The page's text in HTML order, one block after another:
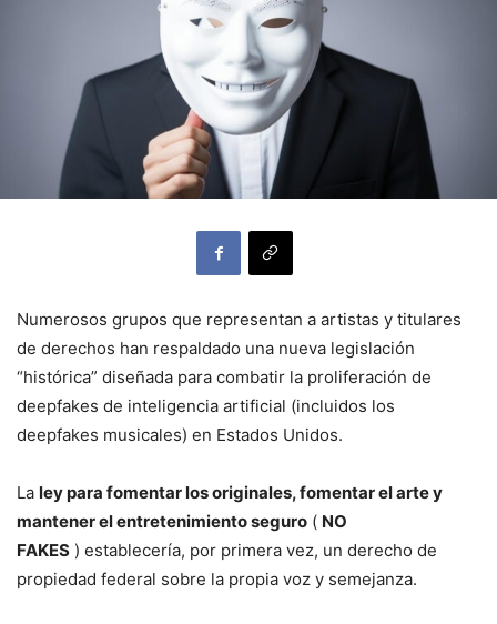
Numerosos grupos que representan a artistas y titulares
de derechos han respaldado una nueva legislación
“histórica” ​​diseñada para combatir la proliferación de
deepfakes de inteligencia artificial (incluidos los
deepfakes musicales) en Estados Unidos.
La leypara fomentar los originales, fomentar el arte y
mantener el entretenimiento seguro ( NO
FAKES ) establecería, por primera vez, un derecho de
propiedad federal sobre la propia voz y semejanza.